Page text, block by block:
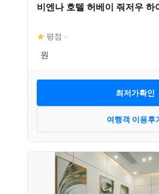
비엔나 호텔 허베이 줘저우 하
★ 평점 –
최저가확인
여행객 이용후